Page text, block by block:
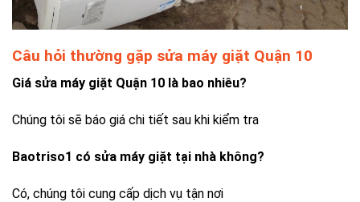
Câu hỏi thường gặp sửa máy giặt Quận 10
Giá sửa máy giặt Quận 10 là bao nhiêu?
Chúng tôi sẽ báo giá chi tiết sau khi kiểm tra
Baotriso1 có sửa máy giặt tại nhà không?
Có, chúng tôi cung cấp dịch vụ tận nơi